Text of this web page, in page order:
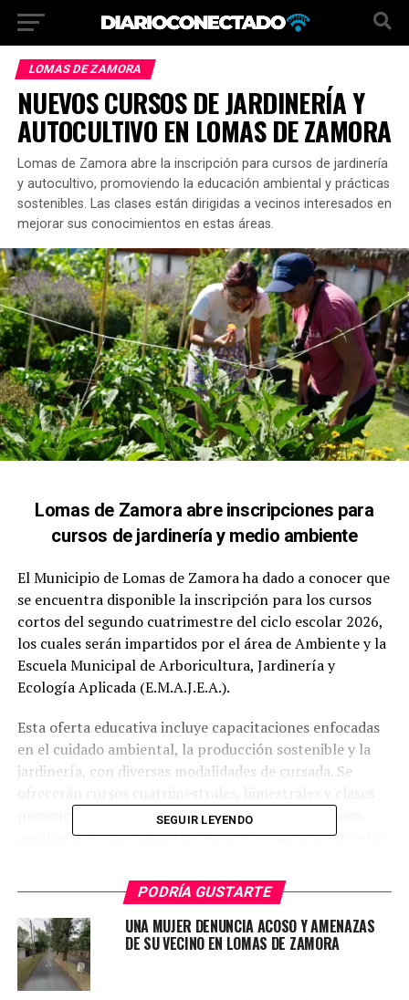
LOMAS DE ZAMORA
NUEVOS CURSOS DE JARDINERÍA Y
AUTOCULTIVO EN LOMAS DE ZAMORA
Lomas de Zamora abre la inscripción para cursos de jardinería
y autocultivo, promoviendo la educación ambiental y prácticas
sostenibles. Las clases están dirigidas a vecinos interesados en
mejorar sus conocimientos en estas áreas.
Lomas de Zamora abre inscripciones para
cursos de jardinería y medio ambiente
El Municipio de Lomas de Zamora ha dado a conocer que
se encuentra disponible la inscripción para los cursos
cortos del segundo cuatrimestre del ciclo escolar 2026,
los cuales serán impartidos por el área de Ambiente y la
Escuela Municipal de Arboricultura, Jardinería y
Ecología Aplicada (E.M.A.J.E.A.).
Esta oferta educativa incluye capacitaciones enfocadas
en el cuidado ambiental, la producción sostenible y la
jardinería, con diversas modalidades de cursada. Se
presenciales, dirigidos a aquellos vecinos que deseen
ampliar sus conocimientos teóricos y prácticos en estas
SEGUIR LEYENDO
PODRÍA GUSTARTE
UNA MUJER DENUNCIA ACOSO Y AMENAZAS
DE SU VECINO EN LOMAS DE ZAMORA